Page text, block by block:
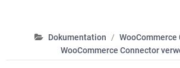
Dokumentation
WooCommerce
WooCommerce Connector